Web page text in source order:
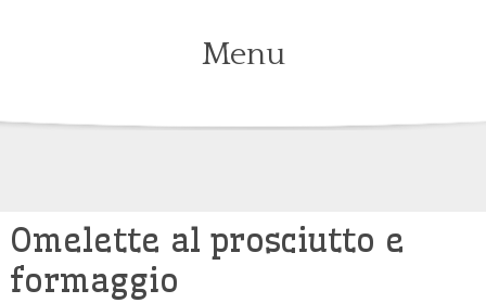
Menu
Omelette al prosciutto e
formaggio